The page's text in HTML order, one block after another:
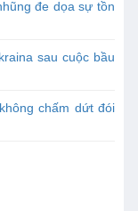
đe dọa sự tồn
sau cuộc bầu
chấm dứt đói